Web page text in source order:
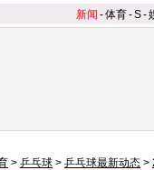
新闻 -体育-S-
> 乒乓球 > 乒乓球最新动态 >